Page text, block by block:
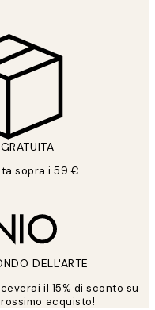
sopra i 59 €
DELL'ARTE
il 15% di sconto su
acquisto!